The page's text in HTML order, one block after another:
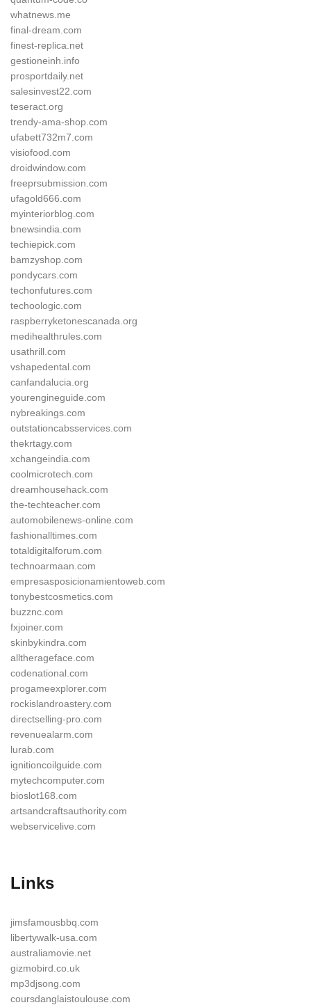
whatnews.me
final-dream.com
finest-replica.net
gestioneinh.info
prosportdaily.net
salesinvest22.com
teseract.org
trendy-ama-shop.com
ufabett732m7.com
visiofood.com
droidwindow.com
freeprsubmission.com
ufagold666.com
myinteriorblog.com
bnewsindia.com
techiepick.com
bamzyshop.com
pondycars.com
techonfutures.com
techoologic.com
raspberryketonescanada.org
medihealthrules.com
usathrill.com
vshapedental.com
canfandalucia.org
yourengineguide.com
nybreakings.com
outstationcabsservices.com
thekrtagy.com
xchangeindia.com
coolmicrotech.com
dreamhousehack.com
the-techteacher.com
automobilenews-online.com
fashionalltimes.com
totaldigitalforum.com
technoarmaan.com
empresasposicionamientoweb.com
tonybestcosmetics.com
buzznc.com
fxjoiner.com
skinbykindra.com
alltherageface.com
codenational.com
progameexplorer.com
rockislandroastery.com
directselling-pro.com
revenuealarm.com
lurab.com
ignitioncoilguide.com
mytechcomputer.com
bioslot168.com
artsandcraftsauthority.com
webservicelive.com
Links
jimsfamousbbq.com
libertywalk-usa.com
australiamovie.net
gizmobird.co.uk
mp3djsong.com
coursdanglaistoulouse.com